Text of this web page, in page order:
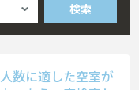
検索
数に適した空室が